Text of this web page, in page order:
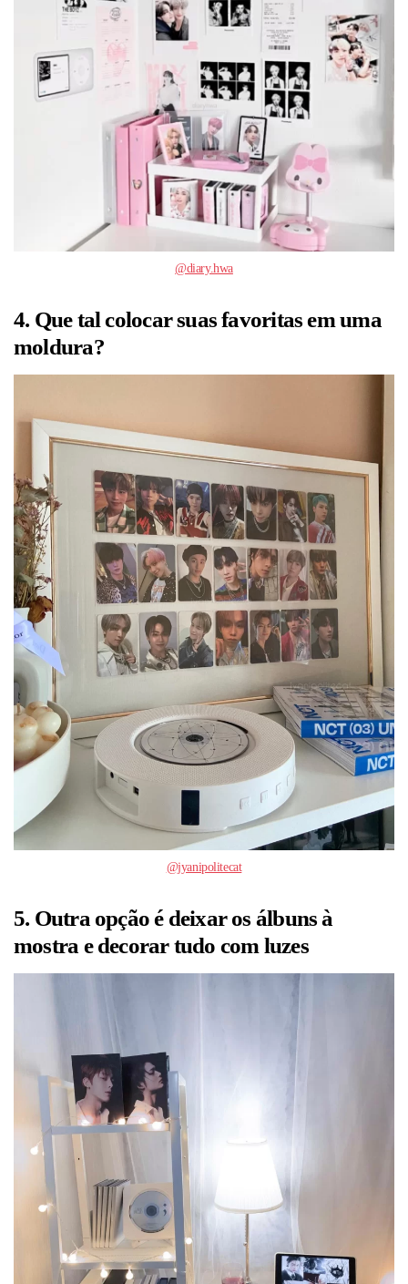
@diary.hwa
4. Que tal colocar suas favoritas em uma
moldura?
@jyanipolitecat
5. Outra opção é deixar os álbuns à
mostra e decorar tudo com luzes